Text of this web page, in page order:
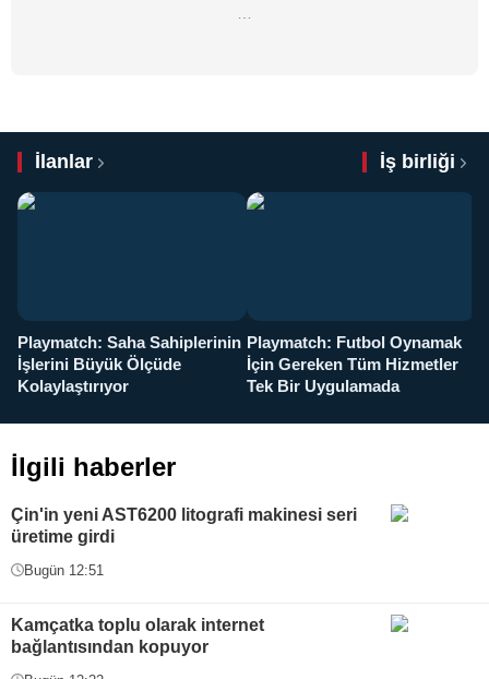
İlanlar İş birliği
Playmatch: Saha Sahiplerinin
İşlerini Büyük Ölçüde
Kolaylaştırıyor
Playmatch: Futbol Oynamak
İçin Gereken Tüm Hizmetler
Tek Bir Uygulamada
İlgili haberler
Çin'in yeni AST6200 litografi makinesi seri
üretime girdi
Bugün 12:51
Kamçatka toplu olarak internet
bağlantısından kopuyor